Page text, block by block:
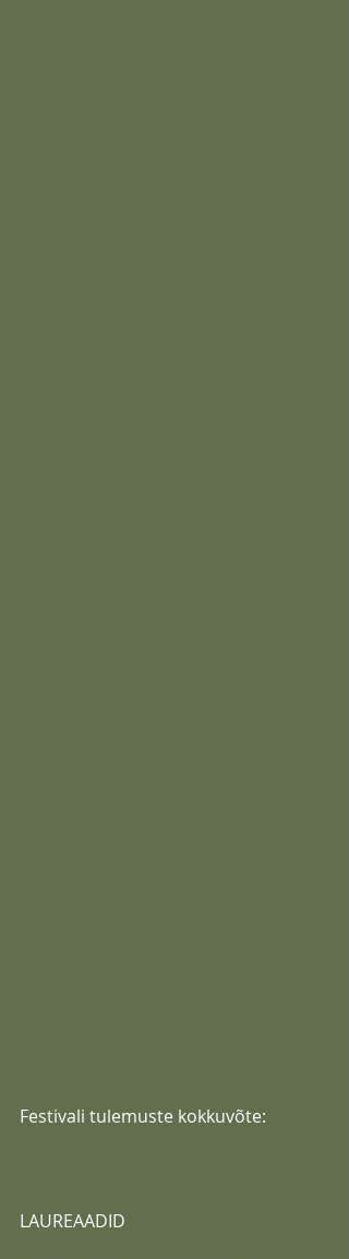
Festivali tulemuste kokkuvõte:
LAUREAADID